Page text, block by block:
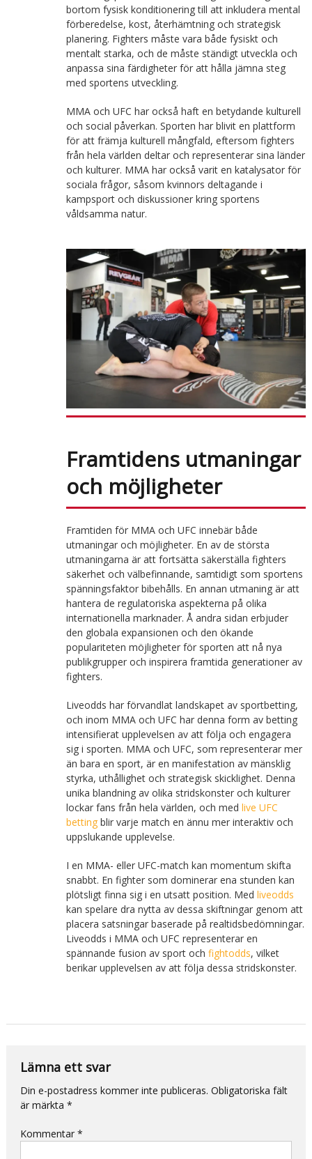
bortom fysisk konditionering till att inkludera mental
förberedelse, kost, återhämtning och strategisk
planering. Fighters måste vara både fysiskt och
mentalt starka, och de måste ständigt utveckla och
anpassa sina färdigheter för att hålla jämna steg
med sportens utveckling.
MMA och UFC har också haft en betydande kulturell
och social påverkan. Sporten har blivit en plattform
för att främja kulturell mångfald, eftersom fighters
från hela världen deltar och representerar sina länder
och kulturer. MMA har också varit en katalysator för
sociala frågor, såsom kvinnors deltagande i
kampsport och diskussioner kring sportens
våldsamma natur.
Framtidens utmaningar
och möjligheter
Framtiden för MMA och UFC innebär både
utmaningar och möjligheter. En av de största
utmaningarna är att fortsätta säkerställa fighters
säkerhet och välbefinnande, samtidigt som sportens
spänningsfaktor bibehålls. En annan utmaning är att
hantera de regulatoriska aspekterna på olika
internationella marknader. Å andra sidan erbjuder
den globala expansionen och den ökande
populariteten möjligheter för sporten att nå nya
publikgrupper och inspirera framtida generationer av
fighters.
Liveodds har förvandlat landskapet av sportbetting,
och inom MMA och UFC har denna form av betting
intensifierat upplevelsen av att följa och engagera
sig i sporten. MMA och UFC, som representerar mer
än bara en sport, är en manifestation av mänsklig
styrka, uthållighet och strategisk skicklighet. Denna
unika blandning av olika stridskonster och kulturer
lockar fans från hela världen, och med live UFC
bettingblir varje match en ännu mer interaktiv och
uppslukande upplevelse.
I en MMA- eller UFC-match kan momentum skifta
snabbt. En fighter som dominerar ena stunden kan
plötsligt finna sig i en utsatt position. Med liveodds
kan spelare dra nytta av dessa skiftningar genom att
placera satsningar baserade på realtidsbedömningar.
Liveodds i MMA och UFC representerar en
spännande fusion av sport och fightodds, vilket
berikar upplevelsen av att följa dessa stridskonster.
Lämna ett svar
Din e-postadress kommer inte publiceras. Obligatoriska fält
är märkta *
Kommentar *